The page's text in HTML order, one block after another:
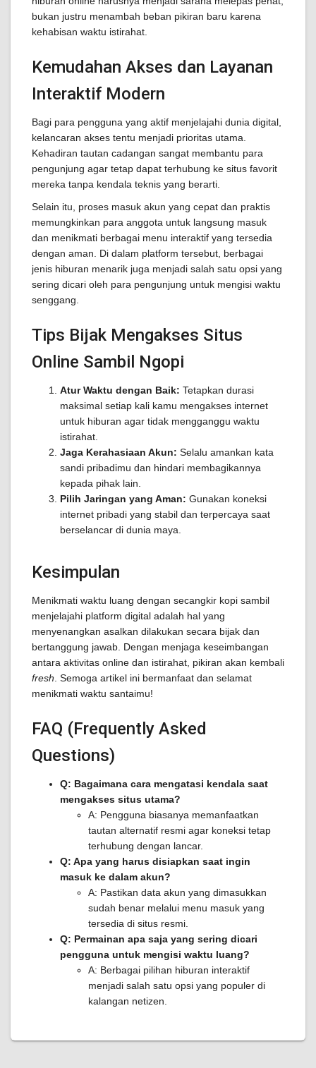
bukan justru menambah beban pikiran baru karena
kehabisan waktu istirahat.
Kemudahan Akses dan Layanan
Interaktif Modern
Bagi para pengguna yang aktif menjelajahi dunia digital,
kelancaran akses tentu menjadi prioritas utama.
Kehadiran tautan cadangan sangat membantu para
pengunjung agar tetap dapat terhubung ke situs favorit
mereka tanpa kendala teknis yang berarti.
Selain itu, proses masuk akun yang cepat dan praktis
memungkinkan para anggota untuk langsung masuk
dan menikmati berbagai menu interaktif yang tersedia
dengan aman. Di dalam platform tersebut, berbagai
jenis hiburan menarik juga menjadi salah satu opsi yang
sering dicari oleh para pengunjung untuk mengisi waktu
senggang.
Tips Bijak Mengakses Situs
Online Sambil Ngopi
Atur Waktu dengan Baik: Tetapkan durasi
maksimal setiap kali kamu mengakses internet
untuk hiburan agar tidak mengganggu waktu
istirahat.
Jaga Kerahasiaan Akun: Selalu amankan kata
sandi pribadimu dan hindari membagikannya
kepada pihak lain.
Pilih Jaringan yang Aman: Gunakan koneksi
internet pribadi yang stabil dan terpercaya saat
berselancar di dunia maya.
Kesimpulan
Menikmati waktu luang dengan secangkir kopi sambil
menjelajahi platform digital adalah hal yang
menyenangkan asalkan dilakukan secara bijak dan
bertanggung jawab. Dengan menjaga keseimbangan
antara aktivitas online dan istirahat, pikiran akan kembali
fresh . Semoga artikel ini bermanfaat dan selamat
menikmati waktu santaimu!
FAQ (Frequently Asked
Questions)
Q: Bagaimana cara mengatasi kendala saat
mengakses situs utama?
A: Pengguna biasanya memanfaatkan
tautan alternatif resmi agar koneksi tetap
terhubung dengan lancar.
Q: Apa yang harus disiapkan saat ingin
masuk ke dalam akun?
A: Pastikan data akun yang dimasukkan
sudah benar melalui menu masuk yang
tersedia di situs resmi.
Q: Permainan apa saja yang sering dicari
pengguna untuk mengisi waktu luang?
A: Berbagai pilihan hiburan interaktif
menjadi salah satu opsi yang populer di
kalangan netizen.